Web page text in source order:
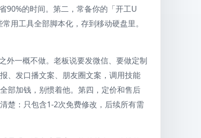
90%的时间。第二，常备你的「开工U
用工具全部脚本化，存到移动硬盘里。
外一概不做。老板说要发微信、要做定制
、发口播文案、朋友圈文案，调用技能
部加钱，别惯着他。第四，定价和售后
楚：只包含1-2次免费修改，后续所有需